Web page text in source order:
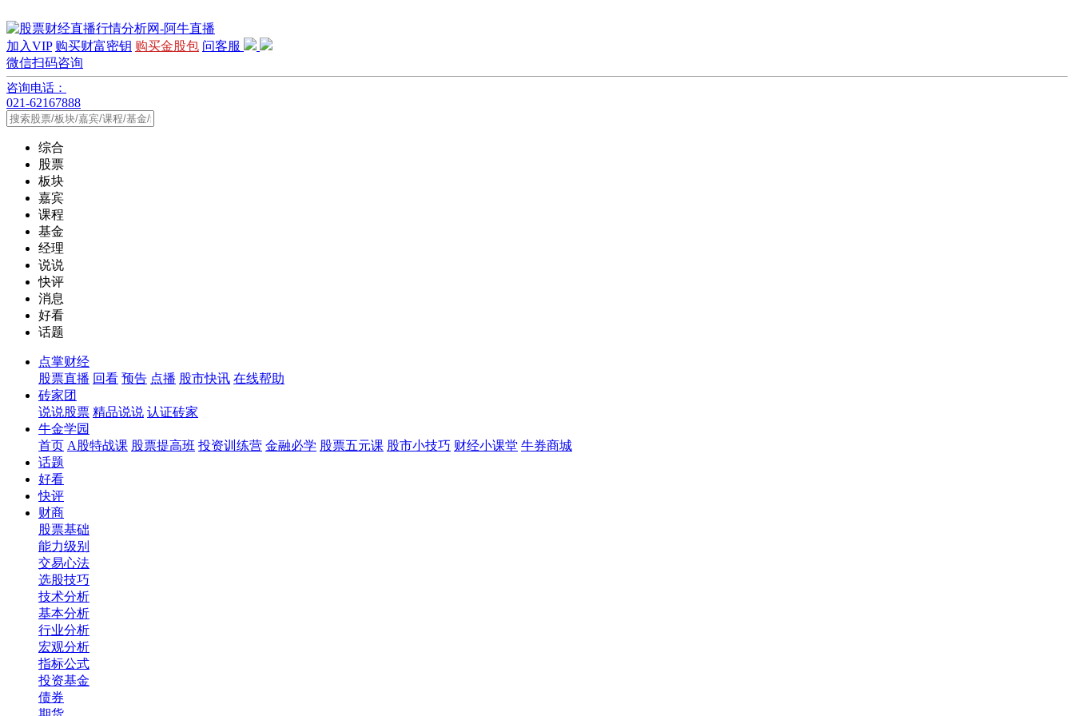
加入VIP 购买财富密钥 购买金股包 问客服
微信扫码咨询
咨询电话：
021-62167888
综合
股票
板块
嘉宾
课程
基金
经理
说说
快评
消息
好看
话题
点掌财经
股票直播 回看 预告 点播 股市快讯 在线帮助
砖家团
说说股票 精品说说 认证砖家
牛金学园
首页 A股特战课 股票提高班 投资训练营 金融必学 股票五元课 股市小技巧 财经小课堂 牛券商城
话题
好看
快评
财商
股票基础
能力级别
交易心法
选股技巧
技术分析
基本分析
行业分析
宏观分析
指标公式
投资基金
债券